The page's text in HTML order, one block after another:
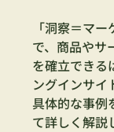
「洞察＝マ
で、商品やサ
を確立できる
ングインサイ
具体的な事例
て詳しく解説